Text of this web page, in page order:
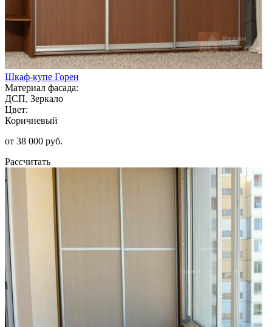
Шкаф-купе Горен
Материал фасада:
ДСП, Зеркало
Цвет:
Коричневый
от 38 000 руб.
Рассчитать